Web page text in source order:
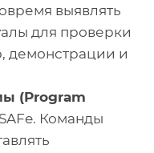
выявлять
для проверки
демонстрации и
(Program
Команды